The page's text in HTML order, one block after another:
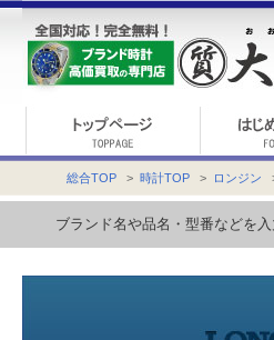
総合TOP > 時計TOP > ロンジン
ブランド名や品名・型番などを